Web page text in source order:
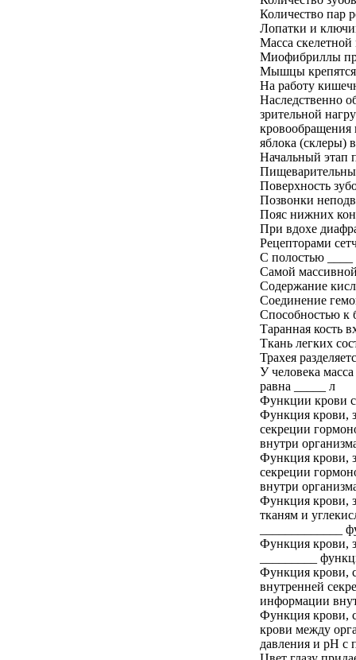
Количество пар
Лопатки и
Масса скелетной
Миофибриллы
Мышцы
На работу
Наследственно
зрительной
кровообращения
яблока (склеры)
Начальный этап
Поверхность
Позвонки
Пояс нижних
При вдохе
Рецепторами
С полостью ____
Самой
Содержание
Соединение
Способностью к
Таранная кость
Ткань легких
Трахея
У человека
равна _____ л
Функции крови
Функция крови,
секреции
внутри
Функция крови,
секреции
внутри
Функция крови,
тканям и
_____________
Функция крови,
_________
Функция крови,
внутренней
информации
Функция крови,
крови между
давления и рН с